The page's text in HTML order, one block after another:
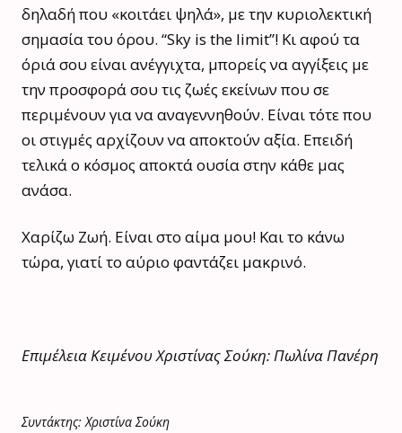
δηλαδή που «κοιτάει ψηλά», με την κυριολεκτική
σημασία του όρου. “Sky is the limit”! Κι αφού τα
όριά σου είναι ανέγγιχτα, μπορείς να αγγίξεις με
την προσφορά σου τις ζωές εκείνων που σε
περιμένουν για να αναγεννηθούν. Είναι τότε που
οι στιγμές αρχίζουν να αποκτούν αξία. Επειδή
τελικά ο κόσμος αποκτά ουσία στην κάθε μας
ανάσα.
Χαρίζω Ζωή. Είναι στο αίμα μου! Και το κάνω
τώρα, γιατί το αύριο φαντάζει μακρινό.
Επιμέλεια Κειμένου Χριστίνας Σούκη: Πωλίνα Πανέρη
Συντάκτης: Χριστίνα Σούκη